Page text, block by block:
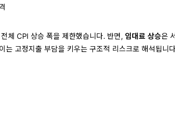
체 CPI 상승 폭을 제한했습니다. 반면, 임대료 상승은
는 고정지출 부담을 키우는 구조적 리스크로 해석됩니